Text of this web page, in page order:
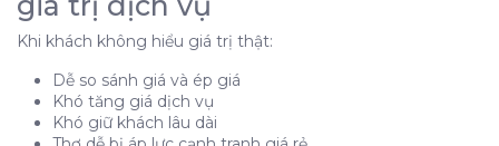
Khi khách không hiểu giá trị thật:
Dễ so sánh giá và ép giá
Khó tăng giá dịch vụ
Khó giữ khách lâu dài
Thợ dễ bị áp lực cạnh tranh giá rẻ